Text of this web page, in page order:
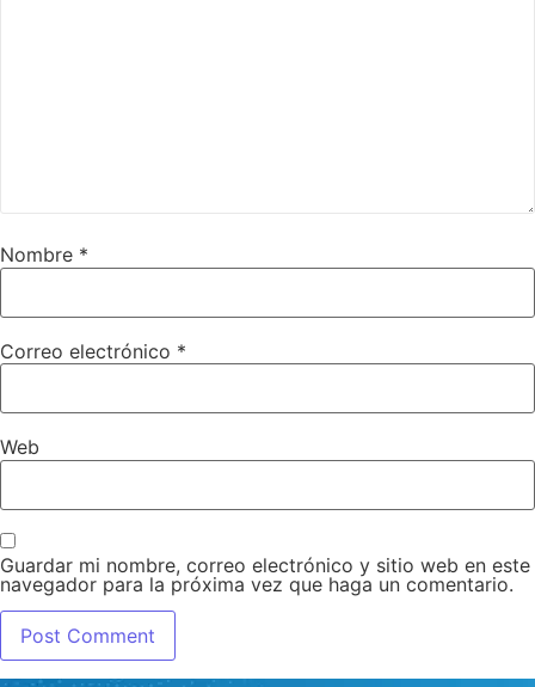
Nombre *
Correo electrónico *
Web
Guardar mi nombre, correo electrónico y sitio web en este
navegador para la próxima vez que haga un comentario.